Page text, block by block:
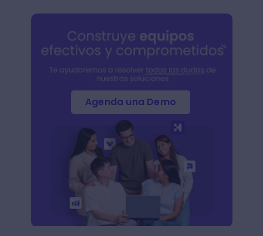
Agenda una Demo